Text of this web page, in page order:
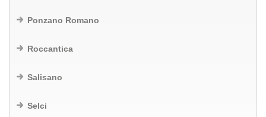
Ponzano Romano
Roccantica
Salisano
Selci